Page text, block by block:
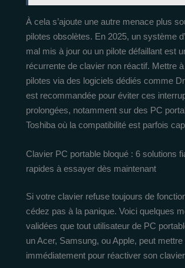
À cela s’ajoute une autre menace plus
pilotes obsolètes. En 2025, un système
mal mis à jour ou un pilote défaillant est
récurrente de clavier non réactif. Mettre
pilotes via des logiciels dédiés comme
est recommandée pour éviter ces
prolongées, notamment sur des PC
Toshiba où la compatibilité est parfois
Clavier PC portable bloqué : 6 solutions
rapides à essayer dès maintenant
Si votre clavier refuse toujours de
cédez pas à la panique. Voici quelques
validées que tout utilisateur de PC
un Acer, Samsung, ou Apple, peut
immédiatement pour réactiver son